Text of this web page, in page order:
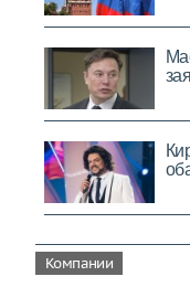
Компании